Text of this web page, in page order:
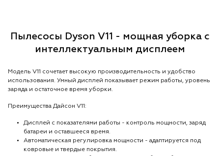
Пылесосы Dyson V11 - мощная уборка с
интеллектуальным дисплеем
Модель V11 сочетает высокую производительность и удобство
использования. Умный дисплей показывает режим работы, уровень
заряда и остаточное время уборки.
Преимущества Дайсон V11:
Дисплей с показателями работы - контроль мощности, заряд
батареи и оставшееся время.
Автоматическая регулировка мощности - адаптируется под
ковровые и твердые покрытия.